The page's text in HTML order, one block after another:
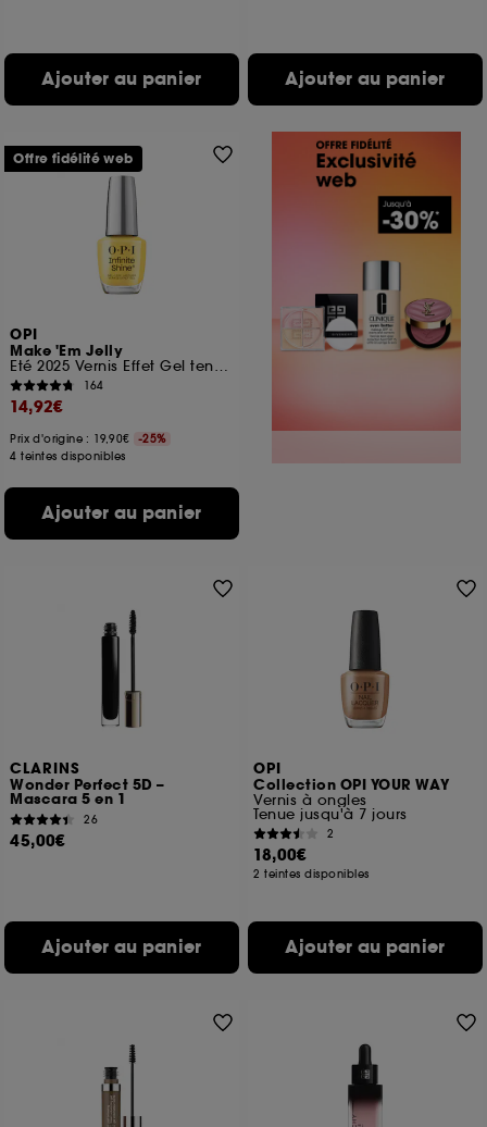
Ajouter au panier Ajouter au panier
OPI
Make 'Em Jelly
Eté 2025 Vernis Effet Gel tenue jusqu'à 11 jours
164
14,92€
Prix d'origine : 19,90€
-25%
4 teintes disponibles
Ajouter au panier
Offre fidélité web
CLARINS
Wonder Perfect 5D –
Mascara 5 en 1
26
45,00€
Ajouter au panier
OPI
Collection OPI YOUR WAY
Vernis à ongles
Tenue jusqu'à 7 jours
2
18,00€
2 teintes disponibles
Ajouter au panier